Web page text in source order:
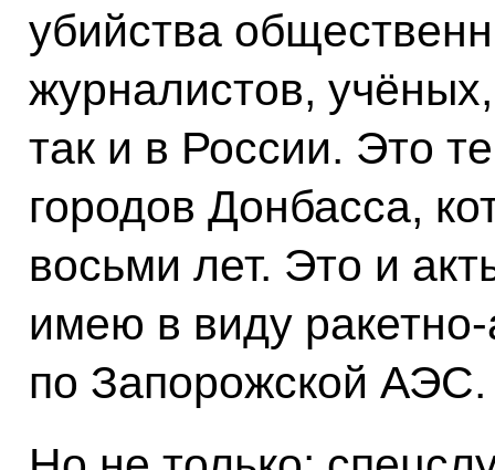
убийства
журналистов,
так и в России. Это
городов Донбасса,
восьми лет. Это и
имею в виду
по Запорожской АЭС.